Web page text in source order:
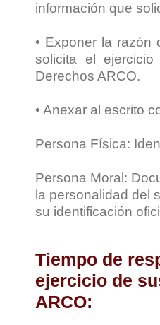
información que
• Exponer la razón
solicita el
Derechos ARCO.
• Anexar al escrito
Persona Física:
Persona Moral:
la personalidad del
su identificación
Tiempo de
ejercicio de
ARCO: